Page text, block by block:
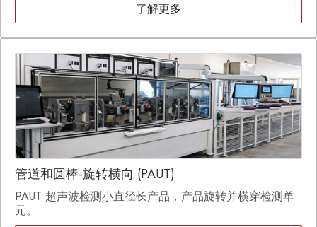
了解更多
管道和圆棒-旋转横向 (PAUT)
PAUT 超声波检测小直径长产品，产品旋转并横穿检测单
元。